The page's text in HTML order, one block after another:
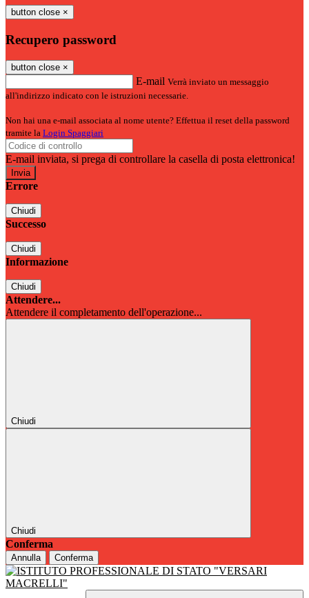
button close ×
Recupero password
button close ×
E-mail Verrà inviato un messaggio
all'indirizzo indicato con le istruzioni necessarie.
Non hai una e-mail associata al nome utente? Effettua il reset della password
tramite la Login Spaggiari
E-mail inviata, si prega di controllare la casella di posta elettronica!
Errore
Chiudi
Successo
Chiudi
Informazione
Chiudi
Attendere...
Attendere il completamento dell'operazione...
Chiudi
Chiudi
Conferma
Annulla Conferma